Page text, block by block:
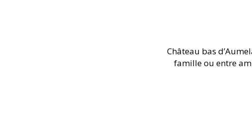
Château bas
famille ou entre